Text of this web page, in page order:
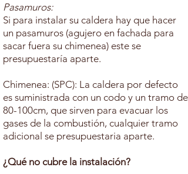
Pasamuros:
Si para instalar su caldera hay que hacer
un pasamuros (agujero en fachada para
sacar fuera su chimenea) este se
presupuestaría aparte.
Chimenea: (SPC): La caldera por defecto
es suministrada con un codo y un tramo de
80-100cm, que sirven para evacuar los
gases de la combustión, cualquier tramo
adicional se presupuestaria aparte.
¿Quéno cubre la instalación?